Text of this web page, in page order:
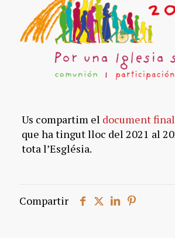
Us compartim el document
que ha tingut lloc del 2021 al
tota l’Església.
Compartir